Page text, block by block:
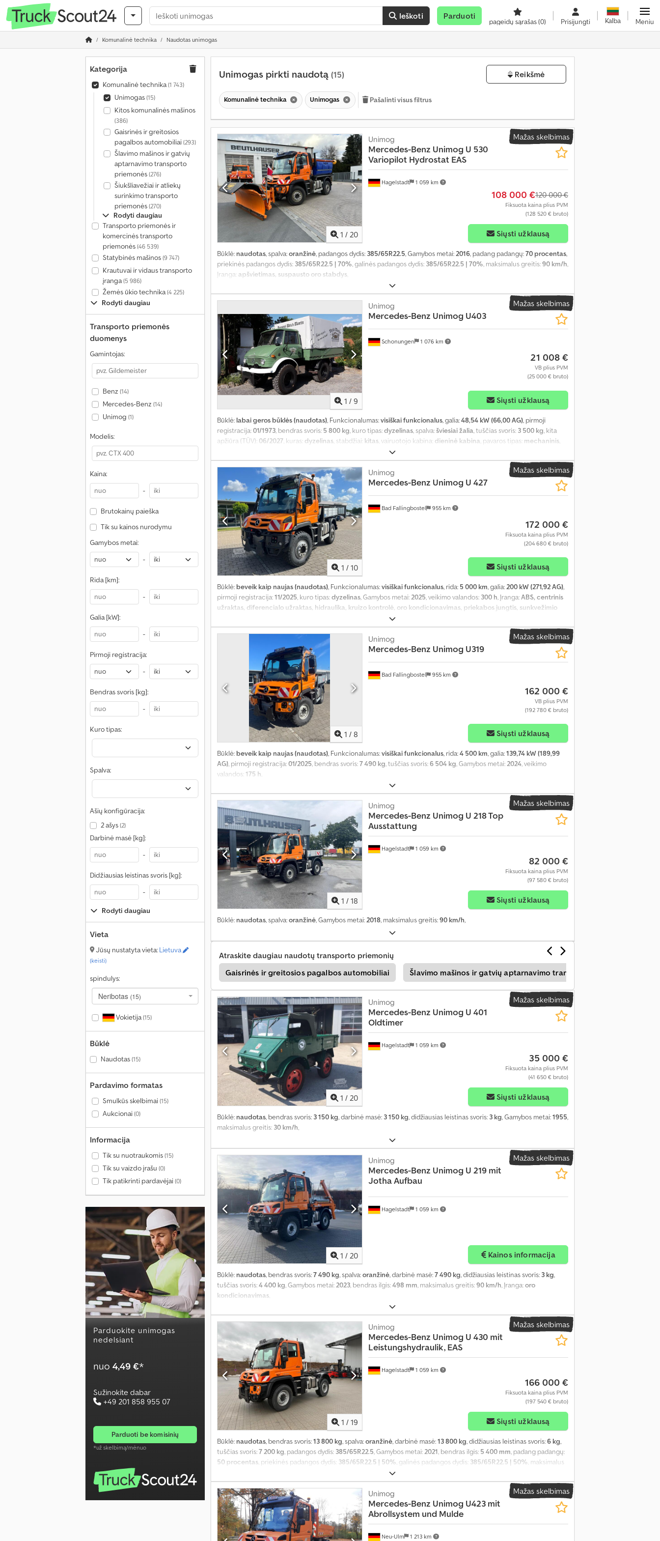
Ieškoti Parduoti
pageidų sąrašas(0) Prisijungti Kalba Meniu
Komunalinė technika Naudotas unimogas
Kategorija
Komunalinė technika(1 743)
Unimogas(15)
Kitos komunalinės mašinos
(386)
Gaisrinės ir greitosios
pagalbos automobiliai(293)
Šlavimo mašinos ir gatvių
aptarnavimo transporto
priemonės(276)
Šiukšliavežiai ir atliekų
surinkimo transporto
priemonės(270)
Rodyti daugiau
Transporto priemonės ir
komercinės transporto
priemonės(46 539)
Statybinės mašinos(9 747)
Krautuvai ir vidaus transporto
įranga(5 986)
Žemės ūkio technika(4 225)
Rodyti daugiau
Transporto priemonės
duomenys
Gamintojas:
Benz (14)
Mercedes-Benz (14)
Unimog (1)
Modelis:
Kaina:
-
Brutokainų paieška
Tik su kainos nurodymu
Gamybos metai:
-
Rida [km]:
-
Galia [kW]:
-
Pirmoji registracija:
-
Bendras svoris [kg]:
-
Kuro tipas:
Spalva:
Ašių konfigūracija:
2 ašys(2)
Darbinė masė [kg]:
-
Didžiausias leistinas svoris [kg]:
-
Rodyti daugiau
Vieta
Jūsų nustatyta vieta: Lietuva
(keisti)
spindulys:
Neribotas (15)
Vokietija(15)
Būklė
Naudotas(15)
Pardavimo formatas
Smulkūs skelbimai(15)
Aukcionai(0)
Informacija
Tik su nuotraukomis(15)
Tik su vaizdo įrašu (0)
Tik patikrinti pardavėjai(0)
Parduokite unimogas
nedelsiant
nuo 4,49 €*
Sužinokite dabar
+49 201 858 955 07
parduoti be komisinių
*už skelbimą/mėnuo
Unimogas pirkti naudotą (15) Reikšmė
Komunalinė technika Unimogas Pašalinti visus filtrus
Mažas skelbimas
1 / 20
Hagelstadt 1 059 km
Unimog
Mercedes-Benz Unimog U 530
Variopilot Hydrostat EAS
108 000 €120 000 €
Fiksuota kaina plius PVM
(128 520 € bruto)
Siųsti užklausą
Būklė: naudotas, spalva:oranžinė, padangos dydis: 385/65R22.5, Gamybos metai:2016, padang padangų:70 procentas,
priekinės padangos dydis: 385/65R22.5 | 70%, galinės padangos dydis: 385/65R22.5 | 70%, maksimalus greitis:90 km/h,
Įranga: apšvietimas, suspausto oro stabdys,
Mažas skelbimas
1 / 9
Schonungen 1 076 km
Unimog
Mercedes-Benz Unimog U403
21 008 €
VB plius PVM
(25 000 € bruto)
Siųsti užklausą
Būklė: labai geros būklės (naudotas), Funkcionalumas:visiškai funkcionalus, galia:48,54 kW (66,00 AG), pirmoji
registracija:01/1973, bendras svoris: 5 800 kg, kuro tipas:dyzelinas, spalva:šviesiai žalia, tuščias svoris: 3 500 kg, kita
apžiūra (TÜV): 06/2027, kuras: dyzelinas, stabdžiai: kitas, vairuotojo kabina: dieninė kabina, pavaros tipas: mechaninis,
automobilio registracija, diferencialo užraktas, priekabos jungtis, visų varančiųjų ratų
pavara,
Mažas skelbimas
1 / 10
Bad Fallingbostel 955 km
Unimog
Mercedes-Benz Unimog U 427
172 000 €
Fiksuota kaina plius PVM
(204 680 € bruto)
Siųsti užklausą
Būklė: beveik kaip naujas (naudotas), Funkcionalumas:visiškai funkcionalus, rida: 5 000 km, galia:200 kW (271,92 AG),
pirmoji registracija:11/2025, kuro tipas:dyzelinas, Gamybos metai:2025, veikimo valandos: 300 h, Įranga:ABS, centrinis
užraktas, diferencialo užraktas, hidraulika, kruizo kontrolė, oro kondicionavimas, priekabos jungtis, sunkvežimio
Mažas skelbimas
1 / 8
Bad Fallingbostel 955 km
Unimog
Mercedes-Benz Unimog U319
162 000 €
VB plius PVM
(192 780 € bruto)
Siųsti užklausą
Būklė: beveik kaip naujas (naudotas), Funkcionalumas:visiškai funkcionalus, rida:4 500 km, galia:139,74 kW (189,99
AG), pirmoji registracija:01/2025, bendras svoris:7 490 kg, tuščias svoris:6 504 kg, Gamybos metai:2024, veikimo
valandos:175 h,
Mažas skelbimas
1 / 18
Hagelstadt 1 059 km
Unimog
Mercedes-Benz Unimog U 218 Top
Ausstattung
82 000 €
Fiksuota kaina plius PVM
(97 580 € bruto)
Siųsti užklausą
Būklė: naudotas, spalva:oranžinė, Gamybos metai:2018, maksimalus greitis:90 km/h,
Atraskite daugiau naudotų transporto priemonių
Gaisrinės ir greitosios pagalbos automobiliai
Šlavimo mašinos ir gatvių aptarnavimo transporto priemonės
Mažas skelbimas
1 / 20
Hagelstadt 1 059 km
Unimog
Mercedes-Benz Unimog U 401
Oldtimer
35 000 €
Fiksuota kaina plius PVM
(41 650 € bruto)
Siųsti užklausą
Būklė: naudotas, bendras svoris: 3 150 kg, darbinė masė: 3 150 kg, didžiausias leistinas svoris: 3 kg, Gamybos metai:1955,
maksimalus greitis: 30 km/h,
Mažas skelbimas
1 / 20
Hagelstadt 1 059 km
Unimog
Mercedes-Benz Unimog U 219 mit
Jotha Aufbau
Kainos informacija
Būklė: naudotas, bendras svoris:7 490 kg, spalva:oranžinė, darbinė masė:7 490 kg, didžiausias leistinas svoris: 3 kg,
tuščias svoris:4 400 kg, Gamybos metai:2023, bendras ilgis:498 mm, maksimalus greitis:90 km/h, Įranga:oro
kondicionavimas,
Mažas skelbimas
1 / 19
Hagelstadt 1 059 km
Unimog
Mercedes-Benz Unimog U 430 mit
Leistungshydraulik, EAS
166 000 €
Fiksuota kaina plius PVM
(197 540 € bruto)
Siųsti užklausą
Būklė: naudotas, bendras svoris:13 800 kg, spalva:oranžinė, darbinė masė:13 800 kg, didžiausias leistinas svoris:6 kg,
tuščias svoris:7 200 kg, padangos dydis: 385/65R22.5, Gamybos metai:2021, bendras ilgis: 5 400 mm, padang padangų:
50 procentas, priekinės padangos dydis: 385/65R22.5 | 50%, galinės padangos dydis: 385/65R22.5 | 50%, maksimalus
oro kondicionavimas, suspausto oro stabdys
Mažas skelbimas
Neu-Ulm 1 213 km
Unimog
Mercedes-Benz Unimog U423 mit
Abrollsystem und Mulde